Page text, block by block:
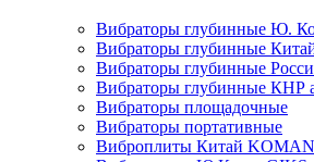
Вибраторы глубинные Ю.
Вибраторы глубинные
Вибраторы глубинные
Вибраторы глубинные КНР
Вибраторы площадочные
Вибраторы портативные
Виброплиты Китай KOMAN